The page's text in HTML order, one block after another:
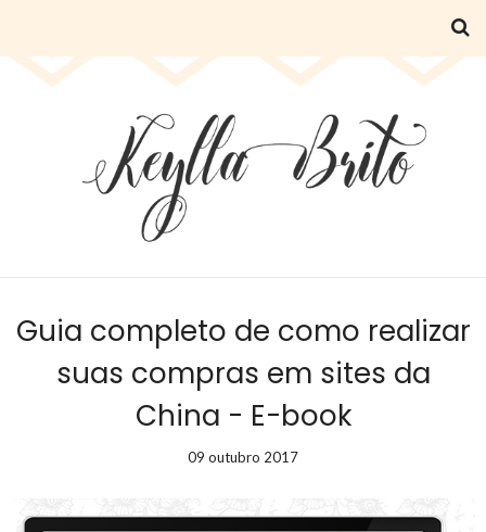
Guia completo de como realizar
suas compras em sites da
China - E-book
09 outubro 2017